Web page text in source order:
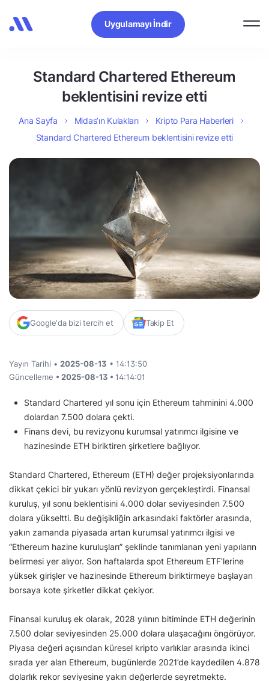
Uygulamayı İndir
Standard Chartered Ethereum
beklentisini revize etti
Ana Sayfa Midas’ın Kulakları
Kripto Para Haberleri
Standard Chartered Ethereum beklentisini revize etti
Google'da bizi tercih et Takip Et
Yayın Tarihi • 2025-08-13 • 14:13:50
Güncelleme • 2025-08-13 • 14:14:01
Standard Chartered yıl sonu için Ethereum tahminini 4.000
dolardan 7.500 dolara çekti.
Finans devi, bu revizyonu kurumsal yatırımcı ilgisine ve
hazinesinde ETH biriktiren şirketlere bağlıyor.
Standard Chartered, Ethereum (ETH) değer projeksiyonlarında
dikkat çekici bir yukarı yönlü revizyon gerçekleştirdi. Finansal
kuruluş, yıl sonu beklentisini 4.000 dolar seviyesinden 7.500
dolara yükseltti. Bu değişikliğin arkasındaki faktörler arasında,
yakın zamanda piyasada artan kurumsal yatırımcı ilgisi ve
“Ethereum hazine kuruluşları” şeklinde tanımlanan yeni yapıların
belirmesi yer alıyor. Son haftalarda spot Ethereum ETF’lerine
yüksek girişler ve hazinesinde Ethereum biriktirmeye başlayan
borsaya kote şirketler dikkat çekiyor.
Finansal kuruluş ek olarak, 2028 yılının bitiminde ETH değerinin
7.500 dolar seviyesinden 25.000 dolara ulaşacağını öngörüyor.
Piyasa değeri açısından küresel kripto varlıklar arasında ikinci
sırada yer alan Ethereum, bugünlerde 2021’de kaydedilen 4.878
dolarlık rekor seviyesine yakın değerlerde seyretmekte.